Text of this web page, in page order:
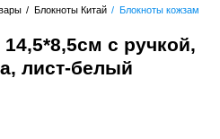
/ Блокноты Китай / Блокноты кожзам
с ручкой,
лист-белый